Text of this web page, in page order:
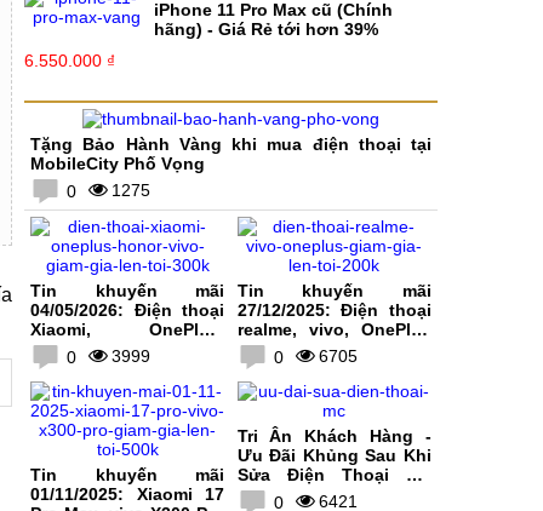
iPhone 11 Pro Max cũ (Chính
hãng) - Giá Rẻ tới hơn 39%
6.550.000 ₫
Tặng Bảo Hành Vàng khi mua điện thoại tại
MobileCity Phố Vọng
0
1275
Tin khuyến mãi
04/05/2026: Điện thoại
Xiaomi, OnePlus,
HONOR, vivo giảm giá
lên tới 300K
0 3999
Tin khuyến mãi
27/12/2025: Điện thoại
realme, vivo, OnePlus
giảm giá lên tới 200K
0 6705
Tin khuyến mãi
01/11/2025: Xiaomi 17
Tri Ân Khách Hàng -
Ưu Đãi Khủng Sau Khi
Sửa Điện Thoại Tại
MobileCity
0 6421